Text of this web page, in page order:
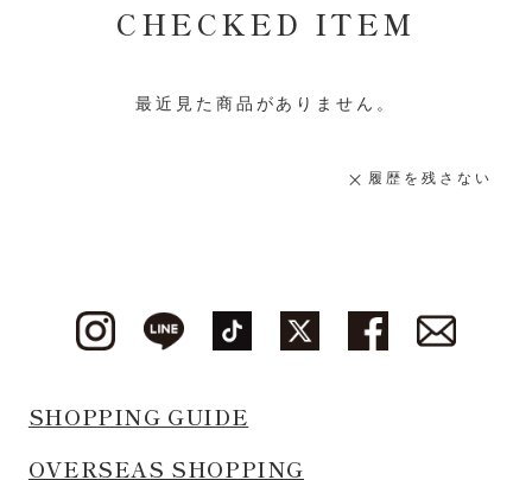
CHECKED ITEM
最近見た商品がありません。
履歴を残さない
SHOPPING GUIDE
OVERSEAS SHOPPING